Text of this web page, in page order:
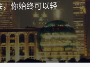
，你始终可以轻